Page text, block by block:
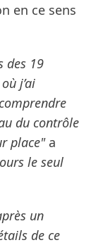
en ce sens
des 19
j’ai
du contrôle
place"a
le seul
un
de ce